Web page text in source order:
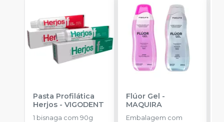
Pasta Profilática
Herjos -VIGODENT
1 bisnaga com 90g
Flúor Gel -
MAQUIRA
Embalagem com